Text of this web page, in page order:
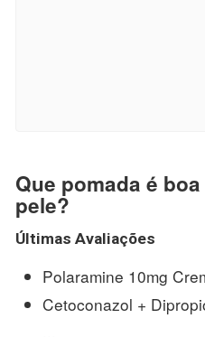
Que pomada é
pele?
Últimas Avaliações
Polaramine 10mg
Cetoconazol +
...